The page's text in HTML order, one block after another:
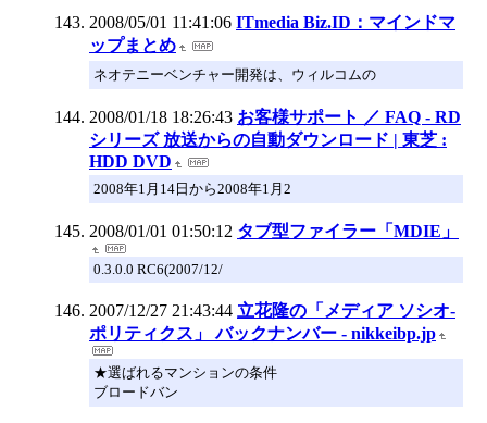
2008/05/01 11:41:06 ITmedia Biz.ID：マインドマ
ップまとめ
ネオテニーベンチャー開発は、ウィルコムの
2008/01/18 18:26:43 お客様サポート ／ FAQ - RD
シリーズ 放送からの自動ダウンロード | 東芝 :
HDD DVD
2008年1月14日から2008年1月2
2008/01/01 01:50:12 タブ型ファイラー「MDIE」
0.3.0.0 RC6(2007/12/
2007/12/27 21:43:44 立花隆の「メディア ソシオ-
ポリティクス」 バックナンバー - nikkeibp.jp
★選ばれるマンションの条件
ブロードバン